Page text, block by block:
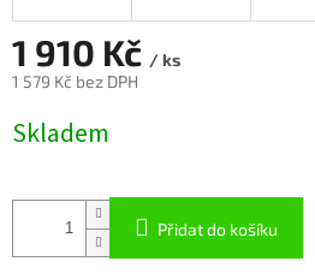
1 910 Kč / ks
1 579 Kč bez DPH
cena:
Skladem
Přidat do košíku